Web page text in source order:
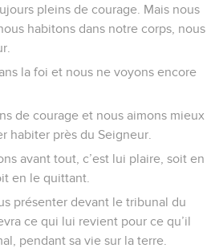
pleins de courage. Mais nous
habitons dans notre corps, nous
la foi et nous ne voyons encore
de courage et nous aimons mieux
habiter près du Seigneur.
avant tout, c’est lui plaire, soit en
en le quittant.
présenter devant le tribunal du
ce qui lui revient pour ce qu’il
pendant sa vie sur la terre.